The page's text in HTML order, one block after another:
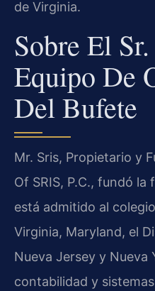
de Virginia.
Sobre El
Equipo De
Del Bufete
Mr. Sris, Propietario y
Of SRIS, P.C., fundó la
está admitido al
Virginia, Maryland, el
Nueva Jersey y Nueva
contabilidad y